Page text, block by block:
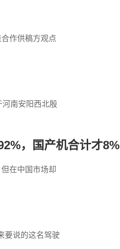
作供稿方观点
南安阳西北殷
，国产机合计才8%
在中国市场却
要说的这名驾驶